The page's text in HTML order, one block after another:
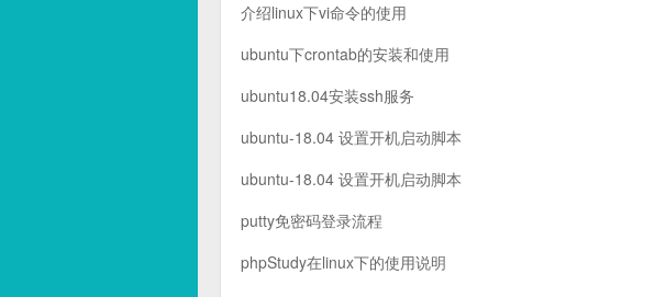
介绍linux下vi命令的使用
ubuntu下crontab的安装和使用
ubuntu18.04安装ssh服务
ubuntu-18.04 设置开机启动脚本
ubuntu-18.04 设置开机启动脚本
putty免密码登录流程
phpStudy在linux下的使用说明